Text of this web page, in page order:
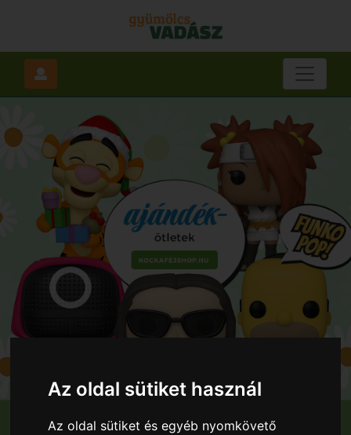
Az oldal sütiket használ
Az oldal sütiket és egyéb nyomkövető